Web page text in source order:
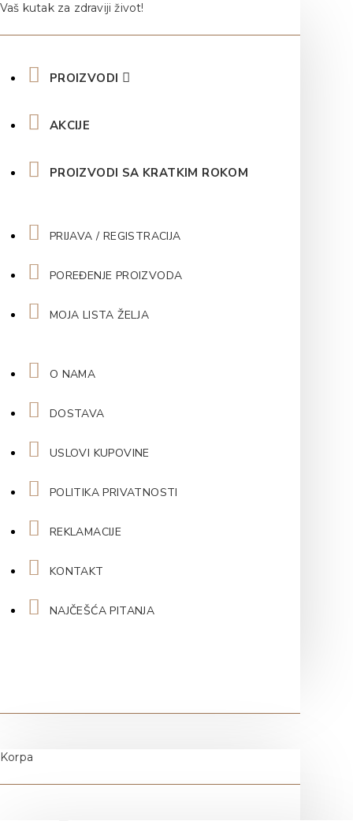
Vaš kutak za zdraviji život!
PROIZVODI
AKCIJE
PROIZVODI SA KRATKIM ROKOM
PRIJAVA / REGISTRACIJA
POREĐENJE PROIZVODA
MOJA LISTA ŽELJA
O NAMA
DOSTAVA
USLOVI KUPOVINE
POLITIKA PRIVATNOSTI
REKLAMACIJE
KONTAKT
NAJČEŠĆA PITANJA
Korpa